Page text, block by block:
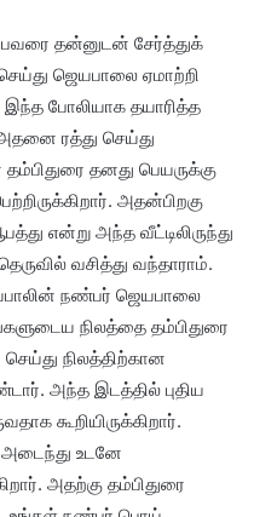
தன்னுடன் சேர்த்துக்
ஜெயபாலை ஏமாற்றி
போலியாக தயாரித்த
ரத்து செய்து
தம்பிதுரை தனது பெயருக்கு
அதன்பிறகு
என்று அந்த வீட்டிலிருந்து
வசித்து வந்தாராம்.
நண்பர் ஜெயபாலை
நிலத்தை தம்பிதுரை
நிலத்திற்கான
அந்த இடத்தில் புதிய
கூறியிருக்கிறார்.
உடனே
அதற்கு தம்பிதுரை